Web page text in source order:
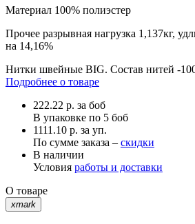
Материал 100% полиэстер
Прочее разрывная нагрузка 1,137кг,
на 14,16%
Нитки швейные BIG. Состав нитей -
Подробнее о товаре
222.22 р. за боб
В упаковке по 5 боб
1111.10 р. за уп.
По сумме заказа – скидки
В наличии
Условия работы и доставки
О товаре
xmark